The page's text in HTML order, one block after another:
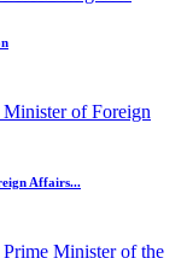
Affairs...